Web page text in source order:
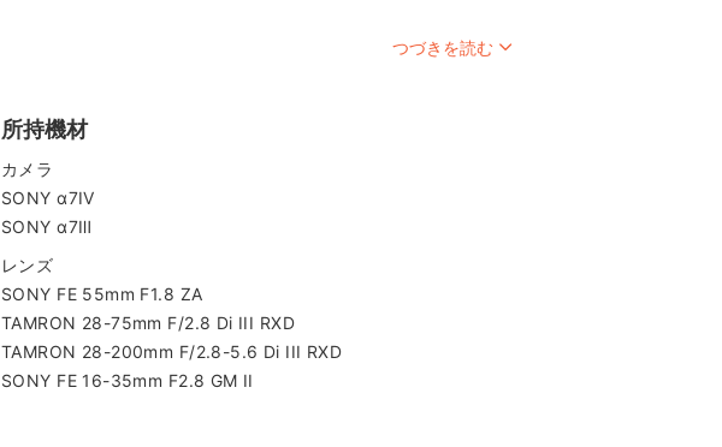
まずはプロフィール下部の【お問い合わせテンプレート】を参考に、右下の「質問する」か
📸撮影事例📸
ポートフォリオ以外の撮影事例は以下をご覧ください！
https://natsumikikumura.com/archives/portfolio/family
◎何度も見返したくなる写真を撮る
つづきを読む
所持機材
カメラ
SONY α7IV
SONY α7Ⅲ
レンズ
SONY FE 55mm F1.8 ZA
TAMRON 28-75mm F/2.8 Di III RXD
TAMRON 28-200mm F/2.8-5.6 Di III RXD
SONY FE 16-35mm F2.8 GM II